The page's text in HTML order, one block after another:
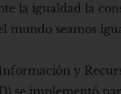
la igualdad la
mundo seamos
y
se implementó